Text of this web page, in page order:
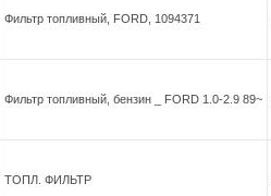
Фильтр топливный, FORD, 1094371
Фильтр топливный, бензин _ FORD 1.0-2.9 89~
ТОПЛ. ФИЛЬТР